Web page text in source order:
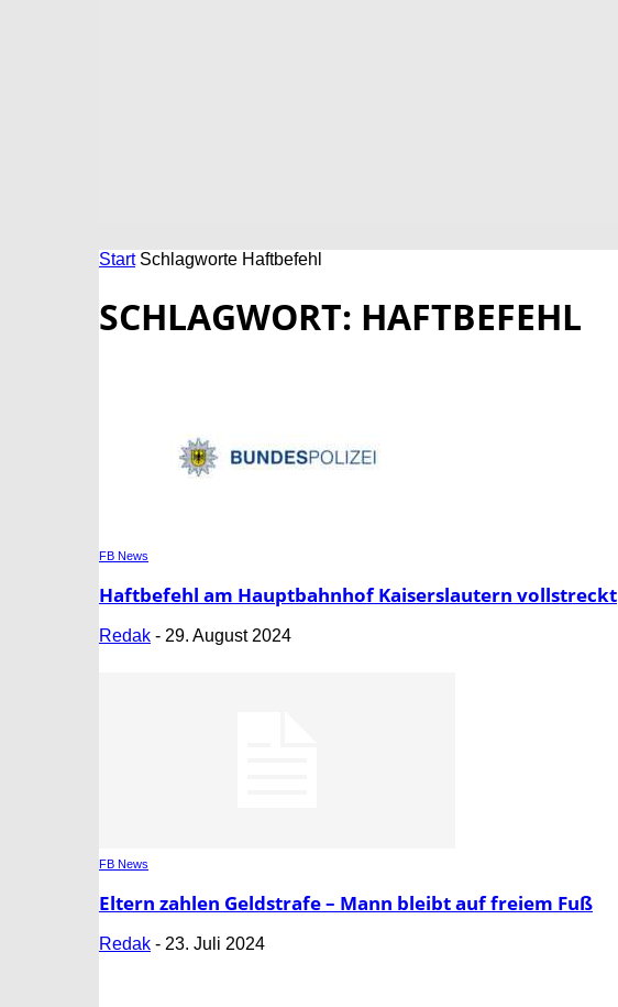
Start Schlagworte Haftbefehl
SCHLAGWORT: HAFTBEFEHL
FB News
Haftbefehl am Hauptbahnhof Kaiserslautern vollstreckt
Redak - 29. August 2024
FB News
Eltern zahlen Geldstrafe – Mann bleibt auf freiem Fuß
Redak - 23. Juli 2024